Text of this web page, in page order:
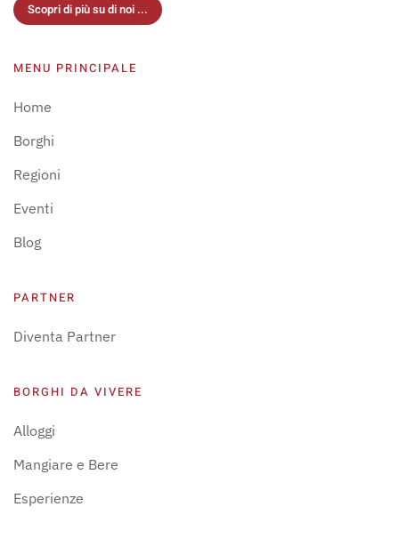
Scopri di più su di noi ...
MENU PRINCIPALE
Home
Borghi
Regioni
Eventi
Blog
PARTNER
Diventa Partner
BORGHI DA VIVERE
Alloggi
Mangiare e Bere
Esperienze